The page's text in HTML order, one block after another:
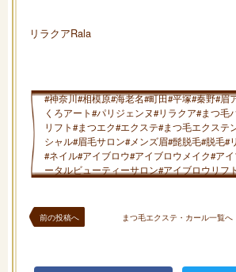
リラクアRala
#神奈川#相模原#海老名#町田#平塚#秦野#眉
くろアート#パリジェンヌ#リラクア#まつ毛
リフト#まつエク#エクステ#まつ毛エクステ
シャル#眉毛サロン#メンズ眉#髭脱毛#脱毛#
#ネイル#アイブロウ#アイブロウメイク#ア
ータルビューティーサロン#アイブロウリフ
前の投稿へ まつ毛エクステ・カール一覧へ